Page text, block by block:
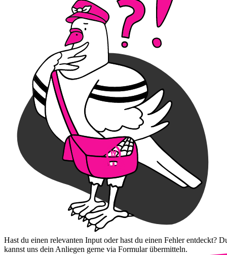
Hast du einen relevanten Input oder hast du einen Fehler entdeckt?
kannst uns dein Anliegen gerne via Formular übermitteln.